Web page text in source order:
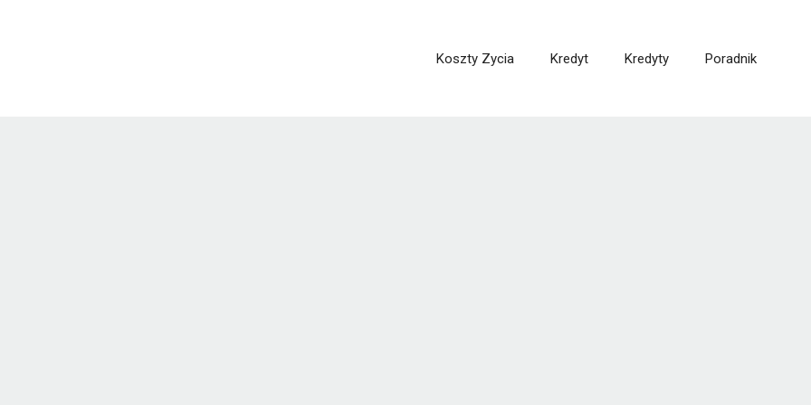
Koszty Zycia Kredyt Kredyty Poradnik